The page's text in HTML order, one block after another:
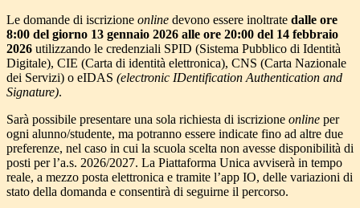
Le domande di iscrizione online devono essere inoltrate dalle ore
8:00 del giorno 13 gennaio 2026 alle ore 20:00 del 14 febbraio
2026 utilizzando le credenziali SPID (Sistema Pubblico di Identità
Digitale), CIE (Carta di identità elettronica), CNS (Carta Nazionale
dei Servizi) o eIDAS (electronic IDentification Authentication and
Signature).
Sarà possibile presentare una sola richiesta di iscrizione online per
ogni alunno/studente, ma potranno essere indicate fino ad altre due
preferenze, nel caso in cui la scuola scelta non avesse disponibilità di
posti per l’a.s. 2026/2027. La Piattaforma Unica avviserà in tempo
reale, a mezzo posta elettronica e tramite l’app IO, delle variazioni di
stato della domanda e consentirà di seguirne il percorso.